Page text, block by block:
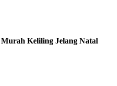
Keliling Jelang Natal